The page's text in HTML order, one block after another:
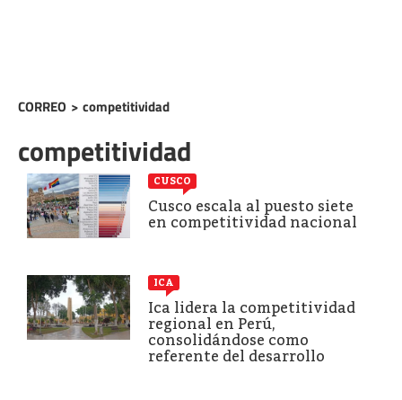
CORREO > competitividad
competitividad
CUSCO
Cusco escala al puesto siete
en competitividad nacional
ICA
Ica lidera la competitividad
regional en Perú,
consolidándose como
referente del desarrollo